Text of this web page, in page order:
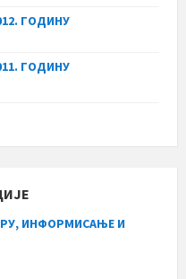
ГОДИНУ
ГОДИНУ
ИНФОРМИСАЊЕ И